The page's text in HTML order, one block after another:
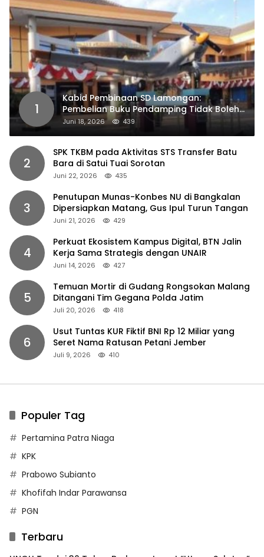
1
Kabid Pembinaan SD Lamongan:
Pembelian Buku Pendamping Tidak Boleh
Dipaksakan
Juni 18, 2026 439
2
SPK TKBM pada Aktivitas STS Transfer Batu
Bara di Satui Tuai Sorotan
Juni 22, 2026 435
3
Penutupan Munas-Konbes NU di Bangkalan
Dipersiapkan Matang, Gus Ipul Turun Tangan
Juni 21, 2026 429
4
Perkuat Ekosistem Kampus Digital, BTN Jalin
Kerja Sama Strategis dengan UNAIR
Juni 14, 2026 427
5
Temuan Mortir di Gudang Rongsokan Malang
Ditangani Tim Gegana Polda Jatim
Juli 20, 2026 418
6
Usut Tuntas KUR Fiktif BNI Rp 12 Miliar yang
Seret Nama Ratusan Petani Jember
Juli 9, 2026 410
Populer Tag
Pertamina Patra Niaga
KPK
Prabowo Subianto
Khofifah Indar Parawansa
PGN
Terbaru